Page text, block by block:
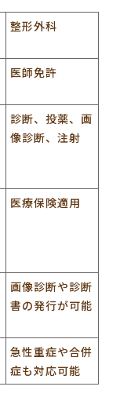
整形外科
医師免許
診断、投薬、画
像診断、注射
医療保険適用
画像診断や診断
書の発行が可能
急性重症や合併
症も対応可能